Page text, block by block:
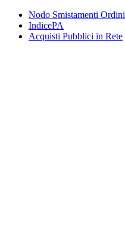
Nodo Smistamenti Ordini
IndicePA
Acquisti Pubblici in Rete